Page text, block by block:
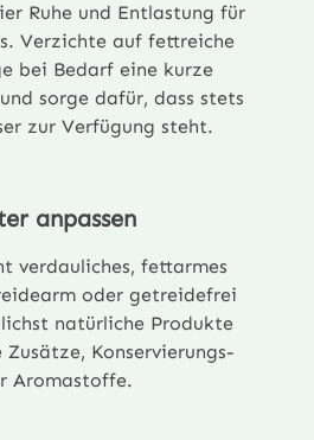
Ruhe und Entlastung für
Verzichte auf fettreiche
bei Bedarf eine kurze
sorge dafür, dass stets
zur Verfügung steht.
anpassen
verdauliches, fettarmes
oder getreidefrei
natürliche Produkte
Konservierungs-
Aromastoffe.